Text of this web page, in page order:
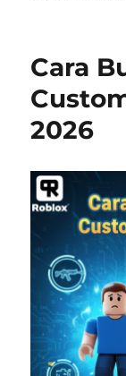
Cara
2026